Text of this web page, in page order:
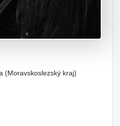
(Moravskoslezský kraj)